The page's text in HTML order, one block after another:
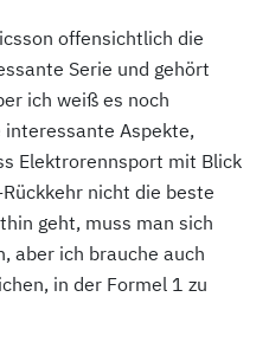
offensichtlich die
Serie und gehört
ich weiß es noch
interessante Aspekte,
Elektrorennsport mit Blick
nicht die beste
geht, muss man sich
aber ich brauche auch
in der Formel 1 zu